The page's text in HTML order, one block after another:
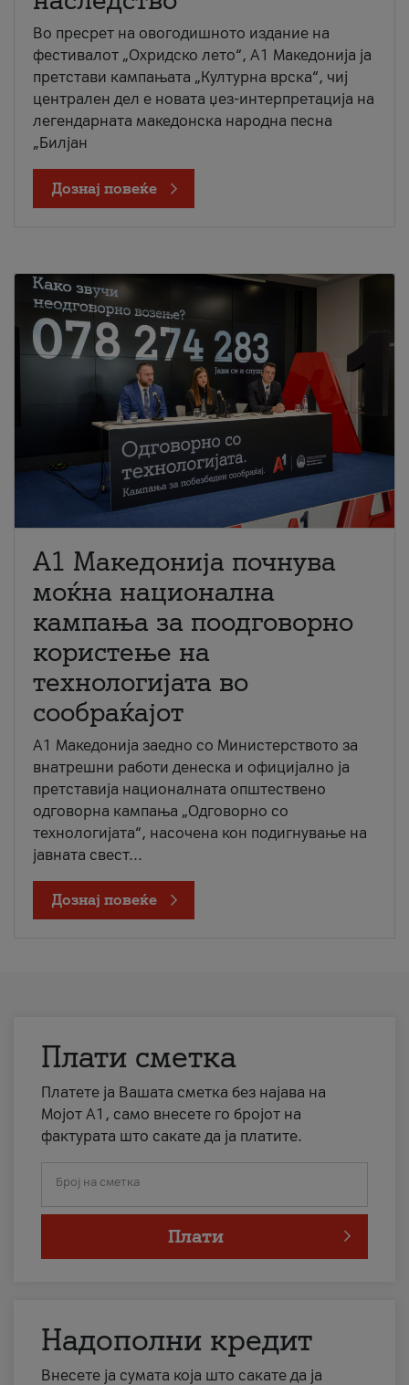
Во пресрет на овогодишното издание на
фестивалот „Охридско лето“, А1 Македонија ја
претстави кампањата „Културна врска“, чиј
централен дел е новата џез-интерпретација на
легендарната македонска народна песна
„Билјан
Дознај повеќе
A1 Македонија почнува
моќна национална
кампања за поодговорно
користење на
технологијата во
сообраќајот
A1 Македонија заедно со Министерството за
внатрешни работи денеска и официјално ја
претставија националната општествено
одговорна кампања „Одговорно со
технологијата“, насочена кон подигнување на
јавната свест...
Дознај повеќе
Плати сметка
Платете ја Вашата сметка без најава на
Мојот А1, само внесете го бројот на
фактурата што сакате да ја платите.
Број на сметка
Плати
Надополни кредит
Внесете ја сумата која што сакате да ја